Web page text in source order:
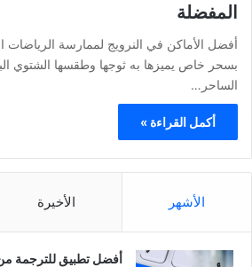
المفضلة
أفضل الأماكن في النرويج لممارسة الرياضات
بسحر خاص يميزها به ثوجها وطقسها الشتوي
الساحر…
أكمل القراءة »
الأشهر الأخيرة
أفضل تطبيق للترجمة من